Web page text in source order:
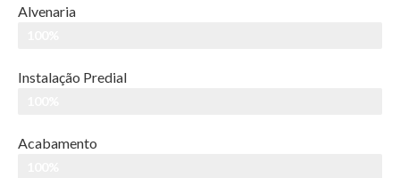
Alvenaria
Instalação Predial
Acabamento